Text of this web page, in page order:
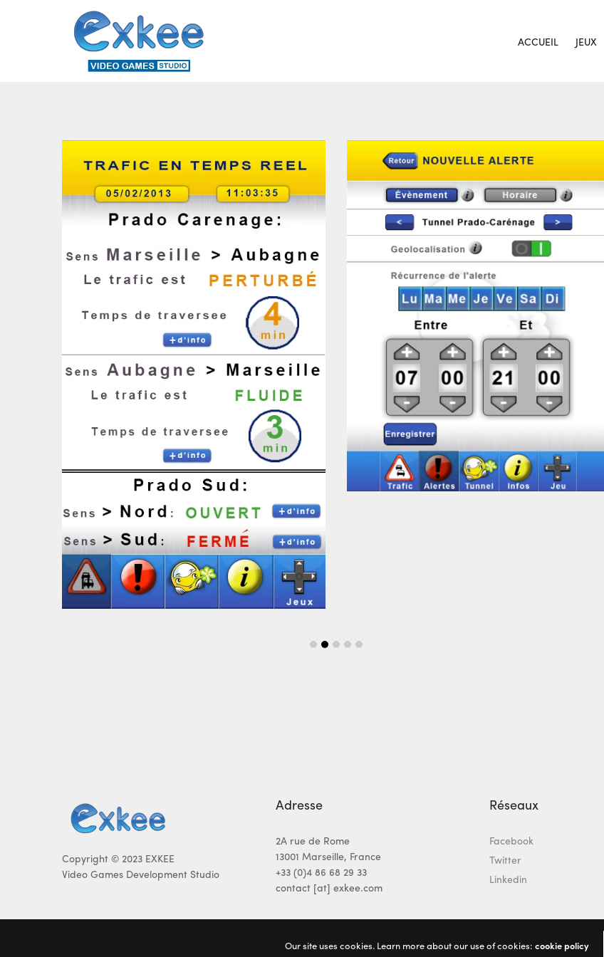
ACCUEIL JEUX
Copyright © 2023 EXKEE
Video Games Development Studio
Adresse
2A rue de Rome
13001 Marseille, France
+33 (0)4 86 68 29 33
contact [at] exkee.com
Réseaux
Facebook
Twitter
Linkedin
Our site uses cookies. Learn more about our use of cookies: cookie policy